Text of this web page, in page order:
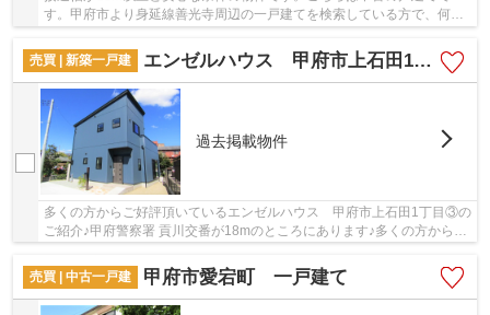
す。甲府市より身延線善光寺周辺の一戸建てを検索している方で、何か
ご不明な点等ございましたら055-288-1408から＆ L...
売買 | 新築一戸建
エンゼルハウス 甲府市上石田1丁目③
過去掲載物件
多くの方からご好評頂いているエンゼルハウス 甲府市上石田1丁目③の
ご紹介♪甲府警察署 貢川交番が18mのところにあります♪多くの方からこ
売買 | 中古一戸建
甲府市愛宕町 一戸建て